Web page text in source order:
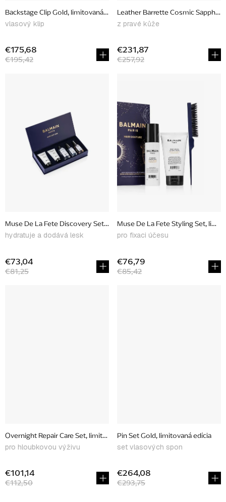
u
k
o
v
Backstage Clip Gold, limitovaná edícia
vlasový klip
€195,42
€175,68
Leather Barrette Cosmic
z pravé kůže
€257,92
€231,87
Muse De La Fete Discovery Set, limitovaná edícia
hydratuje a dodává lesk
€81,25
€73,04
Muse De La Fete Styling Set,
pro fixaci účesu
€85,42
€76,79
Overnight Repair Care Set, limitovaná edícia
pro hloubkovou výživu
€112,50
€101,14
Pin Set Gold, limitovaná edícia
set vlasových spon
€293,75
€264,08